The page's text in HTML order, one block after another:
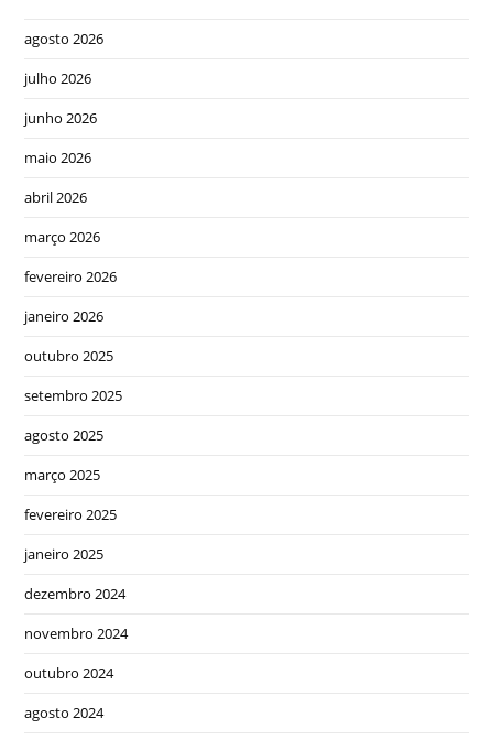
agosto 2026
julho 2026
junho 2026
maio 2026
abril 2026
março 2026
fevereiro 2026
janeiro 2026
outubro 2025
setembro 2025
agosto 2025
março 2025
fevereiro 2025
janeiro 2025
dezembro 2024
novembro 2024
outubro 2024
agosto 2024